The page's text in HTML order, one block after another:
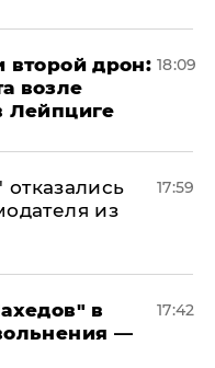
второй дрон:
возле
Лейпциге
18:09
из
17:59
в
—
17:42